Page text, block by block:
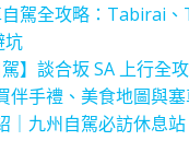
駕全攻略：Tabirai、
坑
駕】談合坂 SA 上行全
伴手禮、美食地圖與
｜九州自駕必訪休息